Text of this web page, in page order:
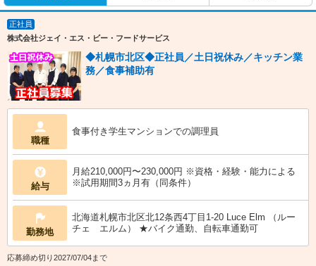
正社員
株式会社ジェイ・エス・ビー・フードサービス
◆札幌市北区◆正社員／土日祝休み／キッチン業
務／食事補助有
職種
食事付き学生マンションでの調理員
給与
月給210,000円〜230,000円 ※資格・経験・能力による
※試用期間3ヵ月有（同条件）
勤務地
北海道札幌市北区北12条西4丁目1-20 Luce Elm （ルー
チェ エルム） ★バイク通勤、自転車通勤可
応募締め切り2027/07/04まで